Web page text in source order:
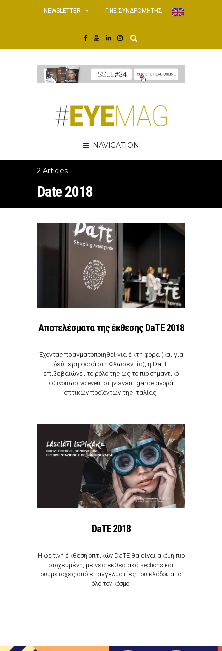
NEWSLETTER ΓΙΝΕ ΣΥΝΔΡΟΜΗΤΗΣ
NAVIGATION
2 Articles
Date 2018
Αποτελέσματα της έκθεσης DaTE 2018
Έχοντας πραγματοποιηθεί για έκτη φορά (και για
δεύτερη φορά στη Φλωρεντία), η DaTE
επιβεβαιώνει το ρόλο της ως το πιο σημαντικό
φθινοπωρινό event στην avant-garde αγορά
οπτικών προϊόντων της Ιταλίας.
DaTE 2018
H φετινή έκθεση οπτικών DaTE θα είναι ακόμη πιο
στοχευμένη, με νέα εκθεσιακά sections και
συμμετοχές από επαγγελματίες του κλάδου από
όλο τον κόσμο!